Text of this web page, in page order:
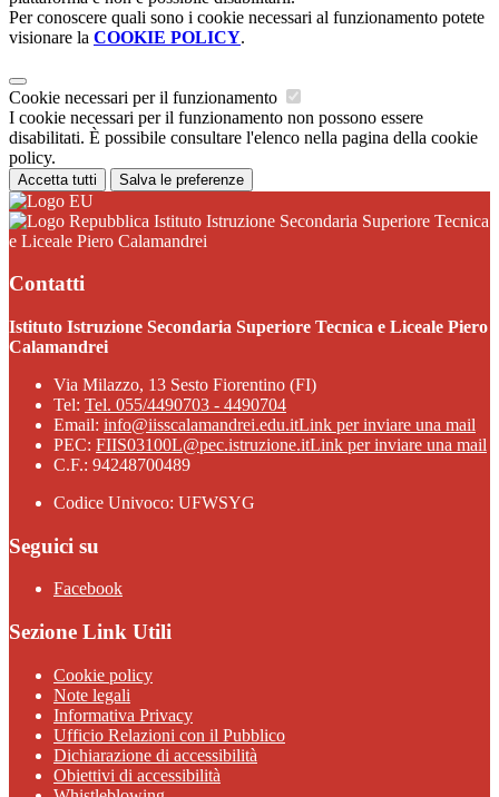
Per conoscere quali sono i cookie necessari al funzionamento potete
visionare la COOKIE POLICY.
Cookie necessari per il funzionamento
I cookie necessari per il funzionamento non possono essere
disabilitati. È possibile consultare l'elenco nella pagina della cookie
policy.
Accetta tutti Salva le preferenze
Istituto Istruzione Secondaria Superiore Tecnica
e Liceale Piero Calamandrei
Contatti
Istituto Istruzione Secondaria Superiore Tecnica e Liceale Piero
Calamandrei
Via Milazzo, 13 Sesto Fiorentino (FI)
Tel: Tel. 055/4490703 - 4490704
Email: info@iisscalamandrei.edu.itLink per inviare una mail
PEC: FIIS03100L@pec.istruzione.itLink per inviare una mail
C.F.: 94248700489
Codice Univoco: UFWSYG
Seguici su
Facebook
Sezione Link Utili
Cookie policy
Note legali
Informativa Privacy
Ufficio Relazioni con il Pubblico
Dichiarazione di accessibilità
Obiettivi di accessibilità